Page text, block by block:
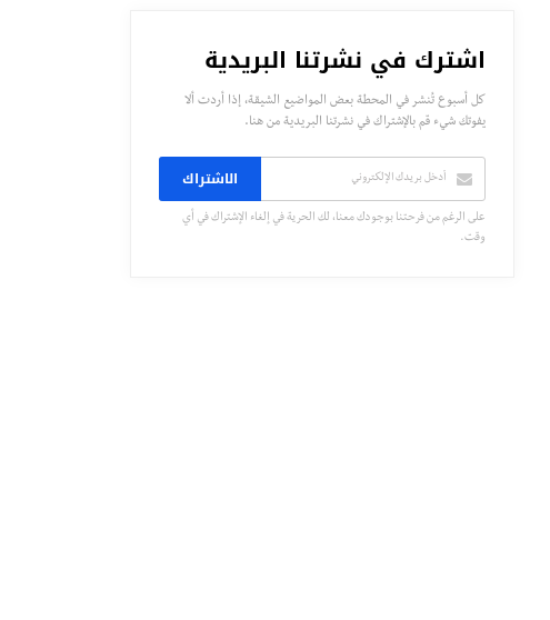
اشترك في نشرتنا البريدية
كل أسبوع تُنشر في المحطة بعض المواضيع الشيقة، إذا أردت ألا
يفوتك شيء قم بالإشتراك في نشرتنا البريدية من هنا.
الاشتراك
على الرغم من فرحتنا بوجودك معنا، لك الحرية في إلغاء الإشتراك في أي
وقت.